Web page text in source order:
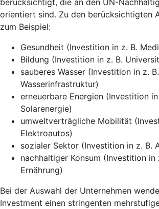
orientiert sind. Zu den berücksichtigten
zum Beispiel:
Gesundheit (Investition in z. B.
Bildung (Investition in z. B.
sauberes Wasser (Investition in z. B.
Wasserinfrastruktur)
erneuerbare Energien (Investition in
Solarenergie)
umweltverträgliche Mobilität
Elektroautos)
sozialer Sektor (Investition in z. B.
nachhaltiger Konsum (Investition in
Ernährung)
Bei der Auswahl der Unternehmen
Investment einen stringenten